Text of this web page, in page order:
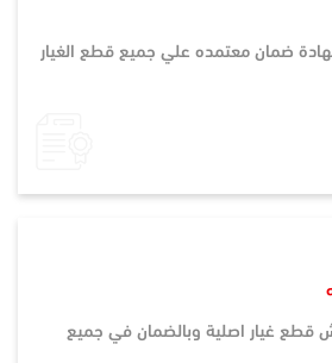
ضمان معتمده علي جميع قطع الغيار
قطع غيار اصلية وبالضمان في جميع